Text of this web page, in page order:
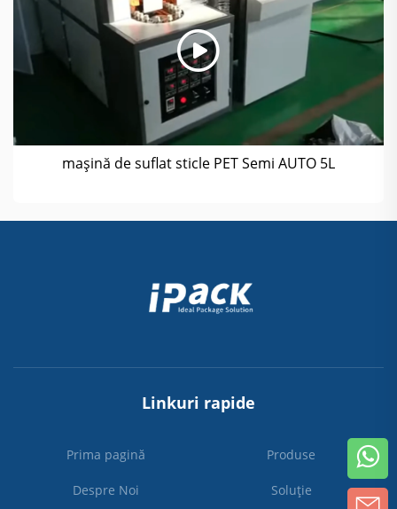
mașină de suflat sticle PET Semi AUTO 5L
Linkuri rapide
Prima pagină Produse
Despre Noi Soluție